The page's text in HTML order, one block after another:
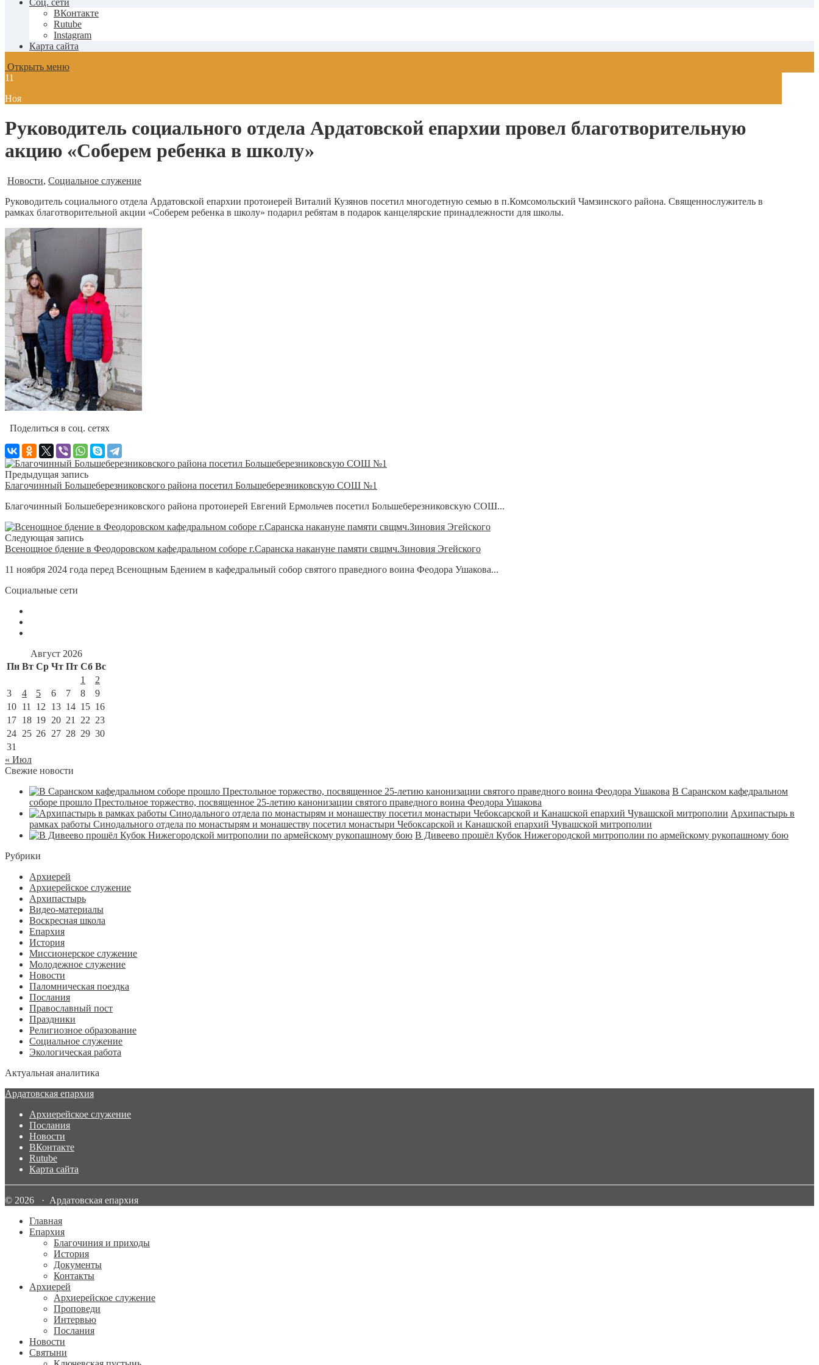
Соц. сети
ВКонтакте
Rutube
Instagram
Карта сайта
Открыть меню
11
Ноя
Руководитель социального отдела Ардатовской епархии провел благотворительную
акцию «Соберем ребенка в школу»
Новости, Социальное служение
Руководитель социального отдела Ардатовской епархии протоиерей Виталий Кузянов посетил многодетную семью в п.Комсомольский Чамзинского района. Священнослужитель в
рамках благотворительной акции «Соберем ребенка в школу» подарил ребятам в подарок канцелярские принадлежности для школы.
Поделиться в соц. сетях
Предыдущая запись
Благочинный Большеберезниковского района посетил Большеберезниковскую СОШ №1
Благочинный Большеберезниковского района протоиерей Евгений Ермольчев посетил Большеберезниковскую СОШ...
Следующая запись
Всенощное бдение в Феодоровском кафедральном соборе г.Саранска накануне памяти свщмч.Зиновия Эгейского
11 ноября 2024 года перед Всенощным Бдением в кафедральный собор святого праведного воина Феодора Ушакова...
Социальные сети
Август 2026
Пн Вт Ср Чт Пт Сб Вс
1
2
3
4 5 6 7 8
9
10 11 12 13 14 15 16
17 18 19 20 21 22 23
24 25 26 27 28 29 30
31
« Июл
Свежие новости
В Саранском кафедральном
соборе прошло Престольное торжество, посвященное 25-летию канонизации святого праведного воина Феодора Ушакова
Архипастырь в
рамках работы Синодального отдела по монастырям и монашеству посетил монастыри Чебоксарской и Канашской епархий Чувашской митрополии
В Дивеево прошёл Кубок Нижегородской митрополии по армейскому рукопашному бою
Рубрики
Архиерей
Архиерейское служение
Архипастырь
Видео-материалы
Воскресная школа
Епархия
История
Миссионерское служение
Молодежное служение
Новости
Паломническая поездка
Послания
Православный пост
Праздники
Религиозное образование
Социальное служение
Экологическая работа
Актуальная аналитика
Ардатовская епархия
Архиерейское служение
Послания
Новости
ВКонтакте
Rutube
Карта сайта
© 2026 · Ардатовская епархия
Главная
Епархия
Благочиния и приходы
История
Документы
Контакты
Архиерей
Архиерейское служение
Проповеди
Интервью
Послания
Новости
Святыни